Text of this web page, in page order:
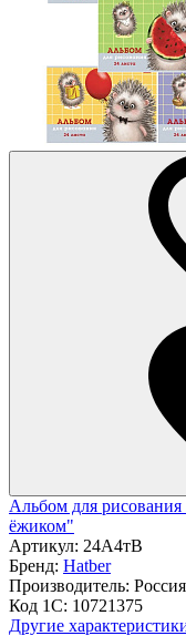
Альбом для
ёжиком"
Артикул: 24А4тВ
Бренд: Hatber
Производитель: Россия
Код 1С: 10721375
Другие